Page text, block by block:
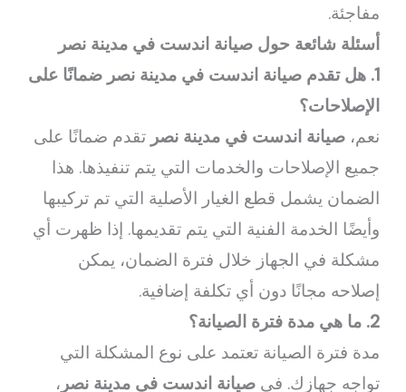
مفاجئة.
أسئلة شائعة حول صيانة اندست في مدينة نصر
1. هل تقدم صيانة اندست في مدينة نصر ضمانًا على
الإصلاحات؟
نعم،صيانة اندست في مدينة نصر تقدم ضمانًا على
جميع الإصلاحات والخدمات التي يتم تنفيذها. هذا
الضمان يشمل قطع الغيار الأصلية التي تم تركيبها
وأيضًا الخدمة الفنية التي يتم تقديمها. إذا ظهرت أي
مشكلة في الجهاز خلال فترة الضمان، يمكن
إصلاحه مجانًا دون أي تكلفة إضافية.
2. ما هي مدة فترة الصيانة؟
مدة فترة الصيانة تعتمد على نوع المشكلة التي
تواجه جهازك. فيصيانة اندست في مدينة نصر ،